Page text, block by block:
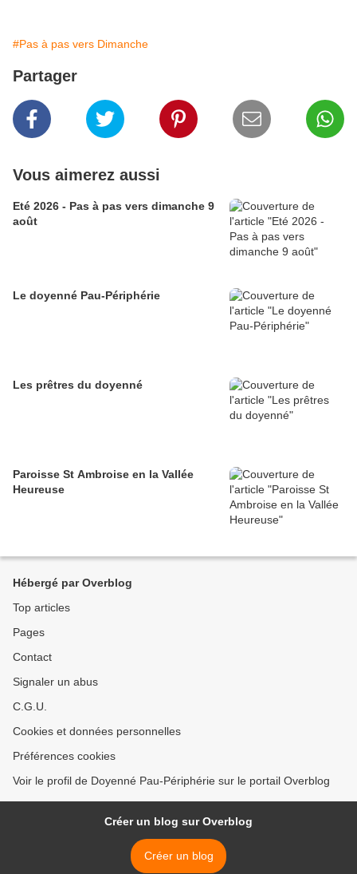
#Pas à pas vers Dimanche
Partager
Vous aimerez aussi
Eté 2026 - Pas à pas vers dimanche 9
août
Le doyenné Pau-Périphérie
Les prêtres du doyenné
Paroisse St Ambroise en la Vallée
Heureuse
Hébergé par Overblog
Top articles
Pages
Contact
Signaler un abus
C.G.U.
Cookies et données personnelles
Préférences cookies
Voir le profil de Doyenné Pau-Périphérie sur le portail Overblog
Créer un blog sur Overblog
Créer un blog